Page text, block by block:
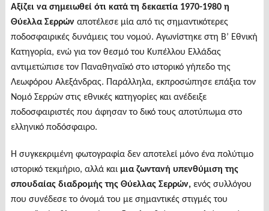
Αξίζει να σημειωθεί ότι κατά τη δεκαετία 1970-1980 η
Θύελλα Σερρώναποτέλεσε μία από τις σημαντικότερες
ποδοσφαιρικές δυνάμεις του νομού. Αγωνίστηκε στη Β’ Εθνική
Κατηγορία, ενώ για τον θεσμό του Κυπέλλου Ελλάδας
αντιμετώπισε τον Παναθηναϊκό στο ιστορικό γήπεδο της
Λεωφόρου Αλεξάνδρας. Παράλληλα, εκπροσώπησε επάξια τον
Νομό Σερρών στις εθνικές κατηγορίες και ανέδειξε
ποδοσφαιριστές που άφησαν το δικό τους αποτύπωμα στο
ελληνικό ποδόσφαιρο.
Η συγκεκριμένη φωτογραφία δεν αποτελεί μόνο ένα πολύτιμο
ιστορικό τεκμήριο, αλλά και μια ζωντανή υπενθύμιση της
σπουδαίας διαδρομής της Θύελλας Σερρών,ενός συλλόγου
που συνέδεσε το όνομά του με σημαντικές στιγμές του